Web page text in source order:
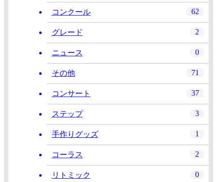
コンクール 62
グレード 2
ニュース 0
その他 71
コンサート 37
ステップ 3
手作りグッズ 1
コーラス 2
リトミック 0